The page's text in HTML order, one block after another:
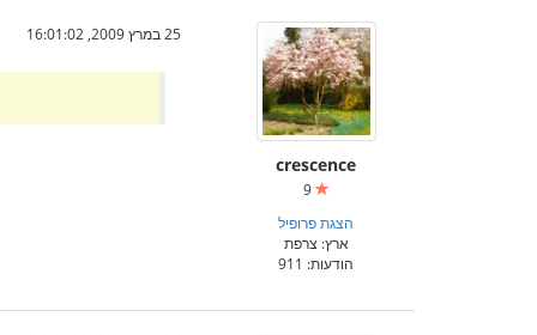
crescence
9
הצגת פרופיל
ארץ: צרפת
הודעות: 911
25 במרץ 2009, 16:01:02